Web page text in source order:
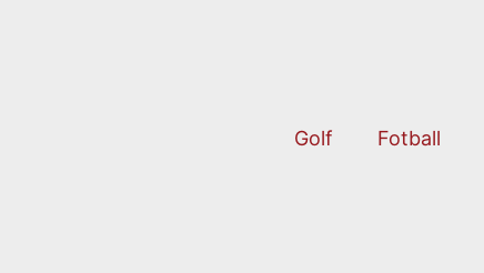
Golf Fotball